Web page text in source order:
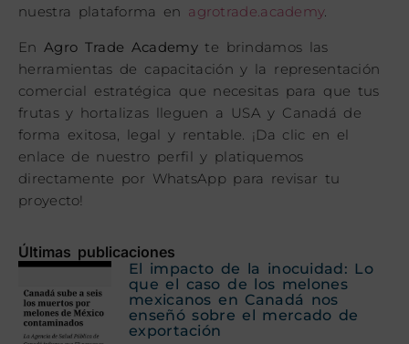
nuestra plataforma en agrotrade.academy.
EnAgro Trade Academyte brindamos las
herramientas de capacitación y la representación
comercial estratégica que necesitas para que tus
frutas y hortalizas lleguen a USA y Canadá de
forma exitosa, legal y rentable. ¡Da clic en el
enlace de nuestro perfil y platiquemos
directamente por WhatsApp para revisar tu
proyecto!
Últimas publicaciones
El impacto de la inocuidad: Lo
que el caso de los melones
mexicanos en Canadá nos
enseñó sobre el mercado de
exportación